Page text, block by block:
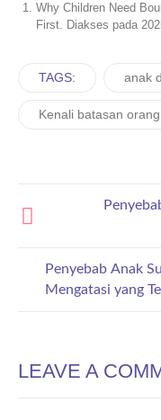
Why Children Need
First. Diakses pada
TAGS: anak
Kenali batasan
Penyebab Anak
Mengatasi yang
LEAVE A